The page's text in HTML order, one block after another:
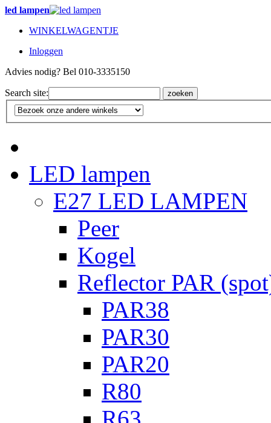
led lampen
WINKELWAGENTJE
Inloggen
Advies nodig? Bel 010-3335150
Search site: zoeken
LED lampen
E27 LED LAMPEN
Peer
Kogel
Reflector PAR
PAR38
PAR30
PAR20
R80